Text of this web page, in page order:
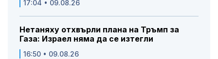
17:04 • 09.08.26
Нетаняху отхвърли плана на Тръмп за
Газа: Израел няма да се изтегли
16:50 • 09.08.26